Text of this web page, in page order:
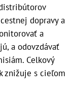
dopravy a
a
a odovzdávať
Celkový
znižuje s cieľom